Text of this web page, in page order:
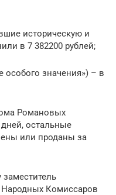
историческую и
в 7 382200 рублей;
особого значения») – в
Романовых
остальные
или проданы за
Комиссаров